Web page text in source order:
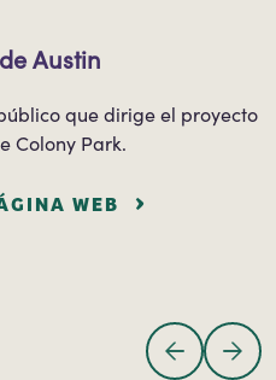
Austin
que dirige el proyecto
Colony Park.
WEB